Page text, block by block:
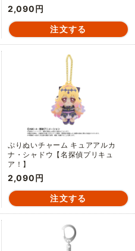
2,090円
ぷりぬいチャーム キュアアルカ
ナ・シャドウ【名探偵プリキュ
ア！】
2,090円